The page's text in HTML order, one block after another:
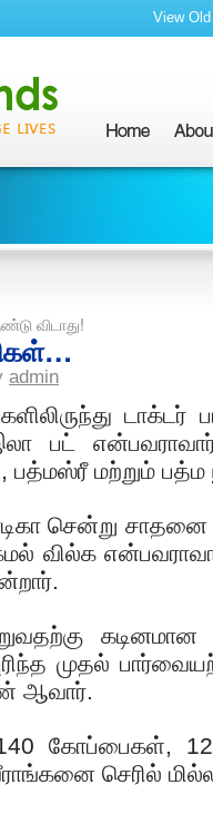
View
விடாது!
admin
பட்
பத்மஸ்ரீ மற்றும்
சென்று
வில்க
முதல்
ஆவார்.
கோப்பைகள்,
செரில்